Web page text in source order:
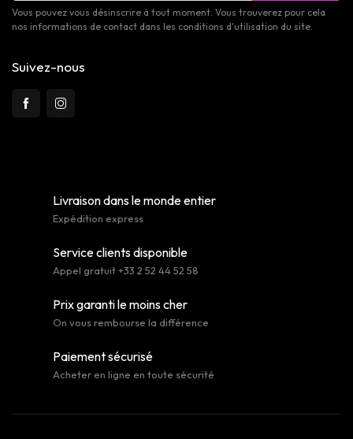
Vous pouvez vous désinscrire à tout moment. Vous trouverez pour cela
nos informations de contact dans les conditions d'utilisation du site.
Suivez-nous
Livraison dans le monde entier
Expédition express
Service clients disponible
Appel gratuit +33 2 52 44 52 58
Prix garanti le moins cher
On vous rembourse la différence
Paiement sécurisé
Acheter en ligne en toute sécurité